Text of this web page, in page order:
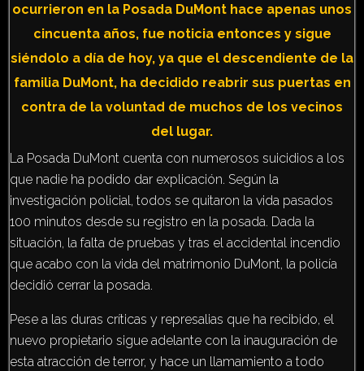
ocurrieron en la Posada DuMont hace apenas unos
cincuenta años, fue noticia entonces y sigue
siéndolo a día de hoy, ya que el descendiente de la
familia DuMont, ha decidido reabrir sus puertas en
contra de la voluntad de muchos de los vecinos
del lugar.
La Posada DuMont cuenta con numerosos suicidios a los
que nadie ha podido dar explicación. Según la
investigación policial, todos se quitaron la vida pasados
100 minutos desde su registro en la posada. Dada la
situación, la falta de pruebas y tras el accidental incendio
que acabo con la vida del matrimonio DuMont, la policía
decidió cerrar la posada.
Pese a las duras críticas y represalias que ha recibido, el
nuevo propietario sigue adelante con la inauguración de
esta atracción de terror, y hace un llamamiento a todo